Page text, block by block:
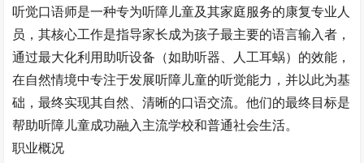
听觉口语师是一种专为听障儿童及其家庭服务的康复专业人
员，其核心工作是指导家长成为孩子最主要的语言输入者，
通过最大化利用助听设备（如助听器、人工耳蜗）的效能，
在自然情境中专注于发展听障儿童的听觉能力，并以此为基
础，最终实现其自然、清晰的口语交流。他们的最终目标是
帮助听障儿童成功融入主流学校和普通社会生活。
职业概况